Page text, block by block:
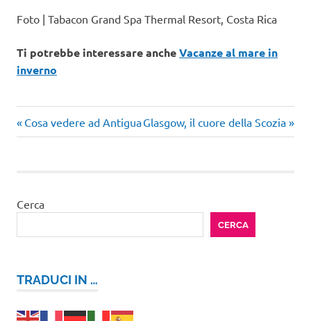
Foto | Tabacon Grand Spa Thermal Resort, Costa Rica
Ti potrebbe interessare ancheVacanze al mare in
inverno
Navigazione
Articolo
precedente:
Cosa vedere ad AntiguaArticolo
successivo:
Glasgow, il cuore della Scozia
Cerca
CERCA
TRADUCI IN …